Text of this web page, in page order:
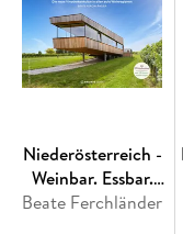
Niederösterreich -
Weinbar. Essbar.
Wanderbar.
Beate Ferchländer